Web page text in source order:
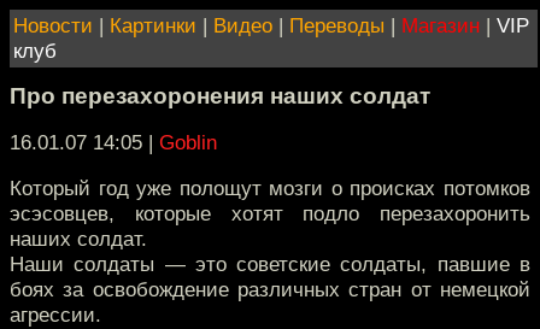
Новости | Картинки | Видео | Переводы | Магазин | VIP
клуб
Про перезахоронения наших солдат
16.01.07 14:05 | Goblin
Который год уже полощут мозги о происках потомков
эсэсовцев, которые хотят подло перезахоронить
наших солдат.
Наши солдаты — это советские солдаты, павшие в
боях за освобождение различных стран от немецкой
агрессии.